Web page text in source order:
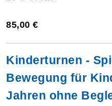
85,00 €
Kinderturnen -
Bewegung für
Jahren ohne